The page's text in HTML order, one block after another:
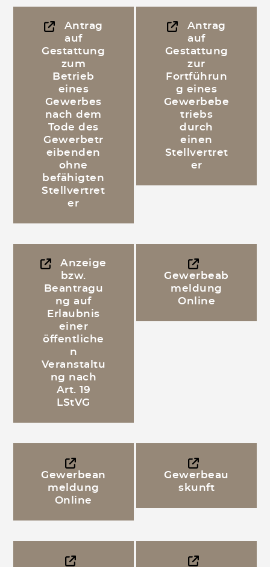
Antrag
auf
Gestattung
zum
Betrieb
eines
Gewerbes
nach dem
Tode des
Gewerbetr
eibenden
ohne
befähigten
Stellvertret
er
Antrag
auf
Gestattung
zur
Fortführun
g eines
Gewerbebe
triebs
durch
einen
Stellvertret
er
Anzeige
bzw.
Beantragu
ng auf
Erlaubnis
einer
öffentliche
n
Veranstaltu
ng nach
Art. 19
LStVG
Gewerbeab
meldung
Online
Gewerbean
meldung
Online
Gewerbeau
skunft